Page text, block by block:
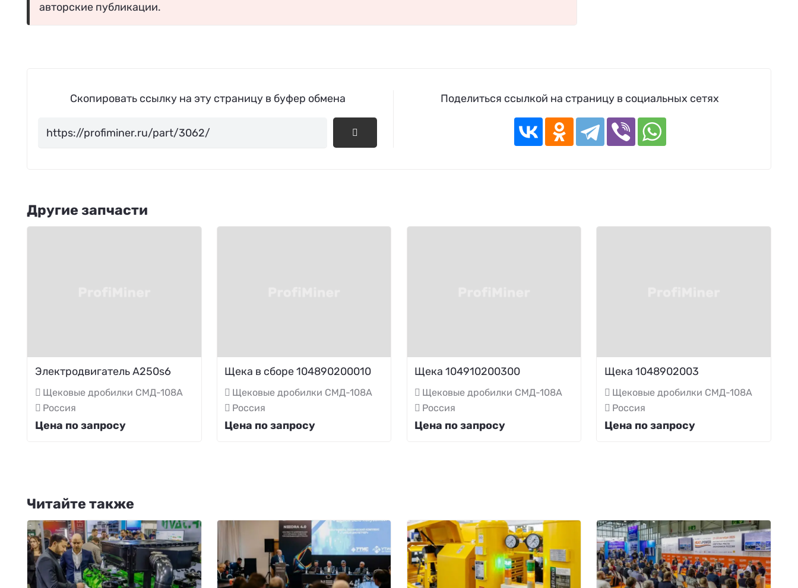
авторские публикации.
Скопировать ссылку на эту страницу в буфер обмена Поделиться ссылкой на страницу в социальных сетях
Другие запчасти
Электродвигатель A250s6
Щековые дробилки СМД-108А
Россия
Цена по запросу
Щека в сборе 104890200010
Щековые дробилки СМД-108А
Россия
Цена по запросу
Щека 104910200300
Щековые дробилки СМД-108А
Россия
Цена по запросу
Щека 1048902003
Щековые дробилки СМД-108А
Россия
Цена по запросу
Читайте также